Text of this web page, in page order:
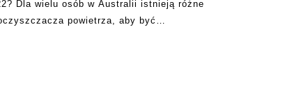
Dla wielu osób w Australii istnieją różne
powietrza, aby być